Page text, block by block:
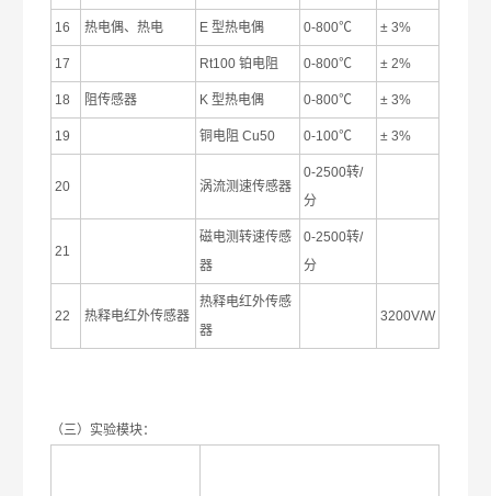
16 热电偶、热电 E 型热电偶 0-800℃ ± 3%
17 Rt100 铂电阻 0-800℃ ± 2%
18 阻传感器 K 型热电偶 0-800℃ ± 3%
19 铜电阻 Cu50 0-100℃ ± 3%
20 涡流测速传感器
0-2500转/
分
21
磁电测转速传感
器
0-2500转/
分
22 热释电红外传感器
热释电红外传感
器
3200V/W
（三）实验模块：